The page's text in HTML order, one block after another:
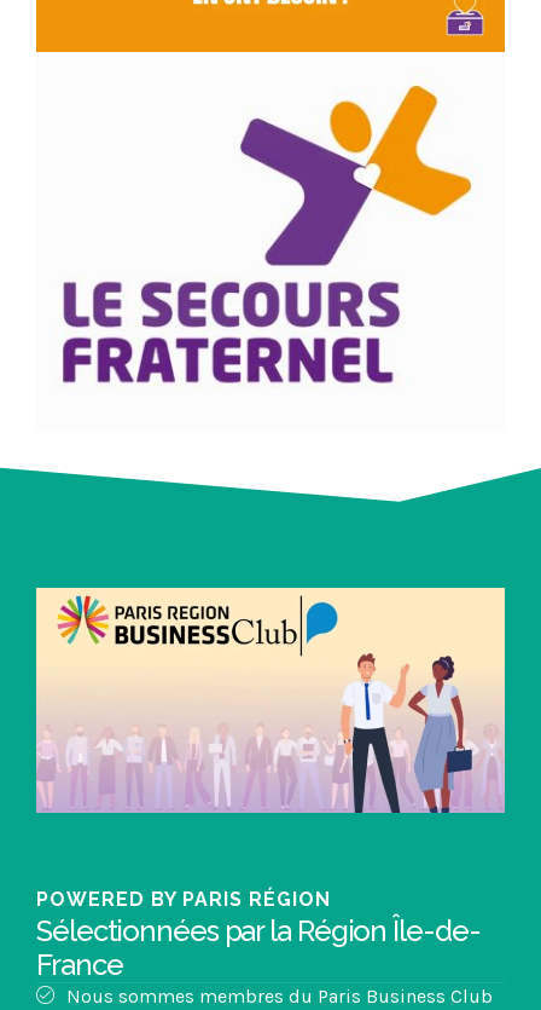
POWERED BY PARIS RÉGION
Sélectionnées par la Région Île-de-
France
Nous sommes membres du Paris Business Club